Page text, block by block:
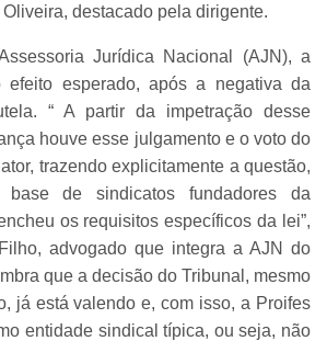
destacado pela dirigente.
Jurídica Nacional (AJN), a
efeito esperado, após a negativa da
“ A partir da impetração desse
houve esse julgamento e o voto do
trazendo explicitamente a questão,
de sindicatos fundadores da
os requisitos específicos da lei”,
advogado que integra a AJN do
que a decisão do Tribunal, mesmo
já está valendo e, com isso, a Proifes
entidade sindical típica, ou seja, não